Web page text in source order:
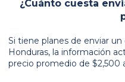
¿Cuánto cuesta
Si tiene planes de enviar
Honduras, la información
precio promedio de $2,500